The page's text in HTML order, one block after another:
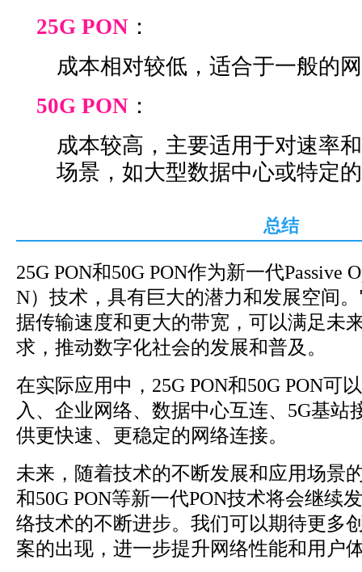
25G PON ：
成本相对较低，适合于一般的
50G PON ：
成本较高，主要适用于对速率
场景，如大型数据中心或特定
总结
25G PON和50G PON作为新一代Passive
N）技术，具有巨大的潜力和发展空间
据传输速度和更大的带宽，可以满足未
求，推动数字化社会的发展和普及。
在实际应用中，25G PON和50G PON可
入、企业网络、数据中心互连、5G基站
供更快速、更稳定的网络连接。
未来，随着技术的不断发展和应用场景
和50G PON等新一代PON技术将会继续
络技术的不断进步。我们可以期待更多
案的出现，进一步提升网络性能和用户